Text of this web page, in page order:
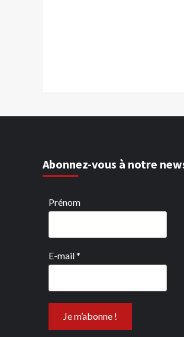
Abonnez-vous à notre
Prénom
E-mail*